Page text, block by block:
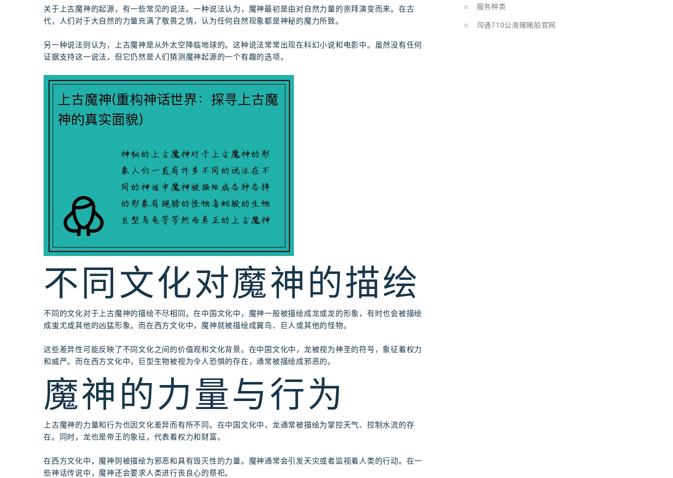
关于上古魔神的起源，有一些常见的说法。一种说法认为，魔神最初是由对自然力量的崇拜演变而来。在古
代，人们对于大自然的力量充满了敬畏之情，认为任何自然现象都是神秘的魔力所致。
另一种说法则认为，上古魔神是从外太空降临地球的。这种说法常常出现在科幻小说和电影中。虽然没有任何
证据支持这一说法，但它仍然是人们猜测魔神起源的一个有趣的选项。
不同文化对魔神的描绘
不同的文化对于上古魔神的描绘不尽相同。在中国文化中，魔神一般被描绘成龙或龙的形象，有时也会被描绘
成蚩尤或其他的凶猛形象。而在西方文化中，魔神就被描绘成翼鸟、巨人或其他的怪物。
这些差异性可能反映了不同文化之间的价值观和文化背景。在中国文化中，龙被视为神圣的符号，象征着权力
和威严。而在西方文化中，巨型生物被视为令人恐惧的存在，通常被描绘成邪恶的。
魔神的力量与行为
上古魔神的力量和行为也因文化差异而有所不同。在中国文化中，龙通常被描绘为掌控天气、控制水流的存
在。同时，龙也是帝王的象征，代表着权力和财富。
在西方文化中，魔神则被描绘为邪恶和具有毁灭性的力量。魔神通常会引发天灾或者监视着人类的行动。在一
些神话传说中，魔神还会要求人类进行丧良心的祭祀。
服务种类
沟通710公海赌赌船官网